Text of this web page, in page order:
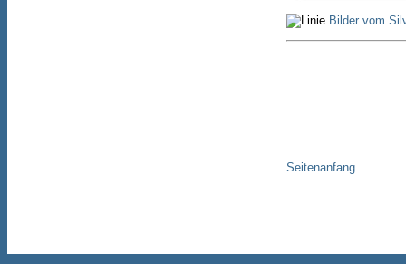
Bilder vom
Seitenanfang